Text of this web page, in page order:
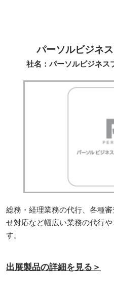
パーソルビジネ
社名：パーソルビジネス
総務・経理業務の代行、各種
せ対応など幅広い業務の代行
す。
出展製品の詳細を見る＞